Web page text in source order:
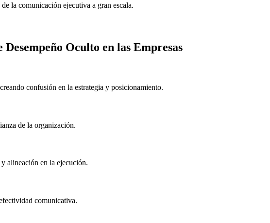
la comunicación ejecutiva a gran escala.
Oculto en las Empresas
confusión en la estrategia y posicionamiento.
de la organización.
alineación en la ejecución.
comunicativa.